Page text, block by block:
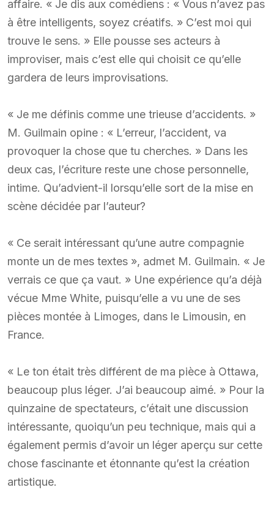
affaire. « Je dis aux comédiens : « Vous n’avez pas
à être intelligents, soyez créatifs. » C’est moi qui
trouve le sens. » Elle pousse ses acteurs à
improviser, mais c’est elle qui choisit ce qu’elle
gardera de leurs improvisations.
« Je me définis comme une trieuse d’accidents. »
M. Guilmain opine : « L’erreur, l’accident, va
provoquer la chose que tu cherches. » Dans les
deux cas, l’écriture reste une chose personnelle,
intime. Qu’advient-il lorsqu’elle sort de la mise en
scène décidée par l’auteur?
« Ce serait intéressant qu’une autre compagnie
monte un de mes textes », admet M. Guilmain. « Je
verrais ce que ça vaut. » Une expérience qu’a déjà
vécue Mme White, puisqu’elle a vu une de ses
pièces montée à Limoges, dans le Limousin, en
France.
« Le ton était très différent de ma pièce à Ottawa,
beaucoup plus léger. J’ai beaucoup aimé. » Pour la
quinzaine de spectateurs, c’était une discussion
intéressante, quoiqu’un peu technique, mais qui a
également permis d’avoir un léger aperçu sur cette
chose fascinante et étonnante qu’est la création
artistique.